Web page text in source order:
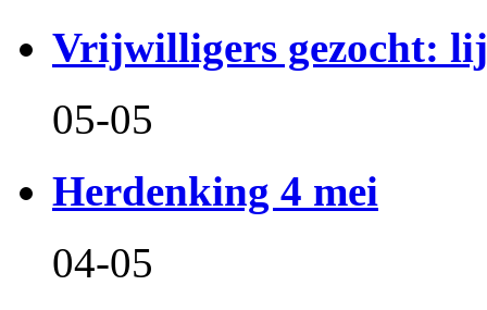
Vrijwilligers gezocht:
05-05
Herdenking 4 mei
04-05